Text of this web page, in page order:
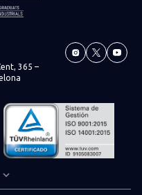
365 –